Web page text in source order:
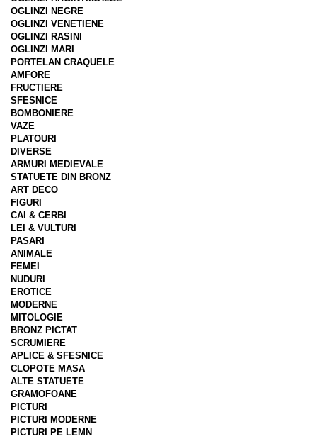
OGLINZI NEGRE
OGLINZI VENETIENE
OGLINZI RASINI
OGLINZI MARI
PORTELAN CRAQUELE
AMFORE
FRUCTIERE
SFESNICE
BOMBONIERE
VAZE
PLATOURI
DIVERSE
ARMURI MEDIEVALE
STATUETE DIN BRONZ
ART DECO
FIGURI
CAI & CERBI
LEI & VULTURI
PASARI
ANIMALE
FEMEI
NUDURI
EROTICE
MODERNE
MITOLOGIE
BRONZ PICTAT
SCRUMIERE
APLICE & SFESNICE
CLOPOTE MASA
ALTE STATUETE
GRAMOFOANE
PICTURI
PICTURI MODERNE
PICTURI PE LEMN